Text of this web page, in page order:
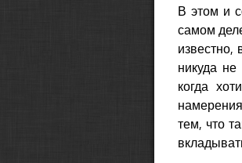
В этом и
самом
известно,
никуда
когда
тем, что